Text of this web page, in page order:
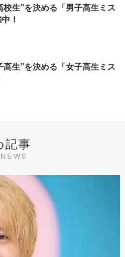
校生”を決める「男子高生ミス
！
高生”を決める「女子高生ミス
記事